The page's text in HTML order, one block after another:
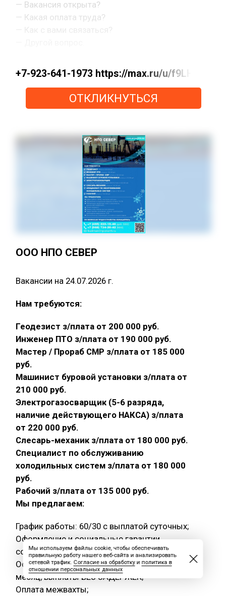
— Вакансия открыта?
— Какая оплата труда?
+7-923-641-1973 https://max.ru/u/
ОТКЛИКНУТЬСЯ
ООО НПО СЕВЕР
Вакансии на 24.07.2026 г.
Нам требуются:
Геодезист з/плата от 200 000 руб.
Инженер ПТО з/плата от 190 000 руб.
Мастер / Прораб СМР з/плата от 185 000
руб.
Машинист буровой установки з/плата от
210 000 руб.
Электрогазосварщик (5-6 разряда,
наличие действующего НАКСА) з/плата
от 220 000 руб.
Слесарь-механик з/плата от 180 000 руб.
Специалист по обслуживанию
холодильных систем з/плата от 180 000
руб.
Рабочий з/плата от 135 000 руб.
Мы предлагаем:
График работы: 60/30 с выплатой суточных;
Оформление и социальные гарантии
согласно ТК РФ;
Официальную заработную плату 2 раза в
месяц, выплаты БЕЗ ЗАДЕРЖЕК;
Оплата межвахты;
Мы используем файлы cookie, чтобы обеспечивать
правильную работу нашего веб-сайта и анализировать
сетевой трафик. Согласие на обработкуи политика в
отношении персональных данных